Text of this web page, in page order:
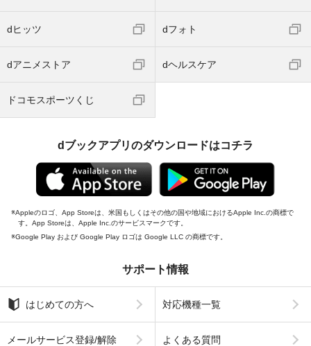
dヒッツ dフォト
dアニメストア dヘルスケア
ドコモスポーツくじ
dブックアプリのダウンロードはコチラ
Appleのロゴ、App Storeは、米国もしくはその他の国や地域におけるApple Inc.の商標で
す。App Storeは、Apple Inc.のサービスマークです。
Google Play および Google Play ロゴは Google LLC の商標です。
サポート情報
はじめての方へ 対応機種一覧
メールサービス登録/解除 よくある質問